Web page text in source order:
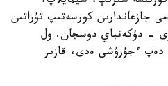
جازعاندارىن كورسەتىپ تۇراتىن
- دۇكەنباي دوسجان. ول
ءجۇرۋشى ەدى، قازىر